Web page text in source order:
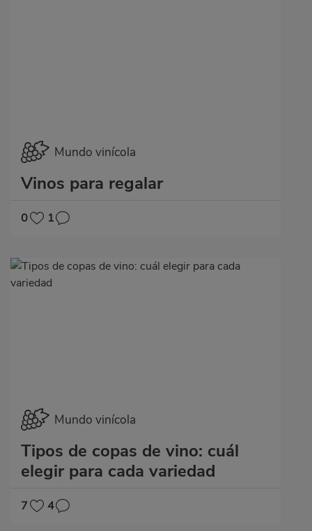
Mundo vinícola
Vinos para regalar
0 1
Mundo vinícola
Tipos de copas de vino: cuál
elegir para cada variedad
7 4